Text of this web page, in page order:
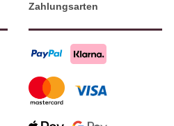
Zahlungsarten